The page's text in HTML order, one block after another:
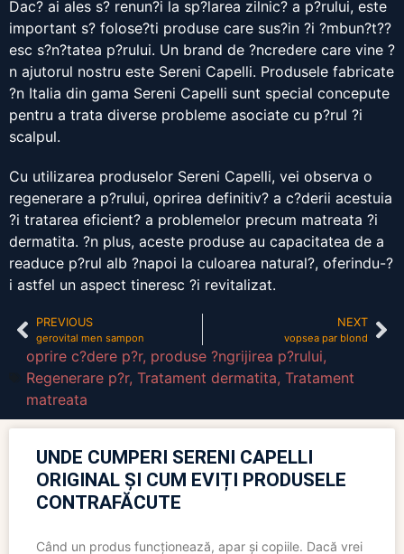
Dac? ai ales s? renun?i la sp?larea zilnic? a p?rului, este
important s? folose?ti produse care sus?in ?i ?mbun?t??
esc s?n?tatea p?rului. Un brand de ?ncredere care vine ?
n ajutorul nostru este Sereni Capelli. Produsele fabricate
?n Italia din gama Sereni Capelli sunt special concepute
pentru a trata diverse probleme asociate cu p?rul ?i
scalpul.
Cu utilizarea produselor Sereni Capelli, vei observa o
regenerare a p?rului, oprirea definitiv? a c?derii acestuia
?i tratarea eficient? a problemelor precum matreata ?i
dermatita. ?n plus, aceste produse au capacitatea de a
readuce p?rul alb ?napoi la culoarea natural?, oferindu-?
i astfel un aspect tineresc ?i revitalizat.
PREVIOUS
gerovital men sampon
NEXT
vopsea par blond
oprire c?dere p?r, produse ?ngrijirea p?rului,
Regenerare p?r, Tratament dermatita, Tratament
matreata
UNDE CUMPERI SERENI CAPELLI
ORIGINAL ȘI CUM EVIȚI PRODUSELE
CONTRAFĂCUTE
Când un produs funcționează, apar și copiile. Dacă vrei